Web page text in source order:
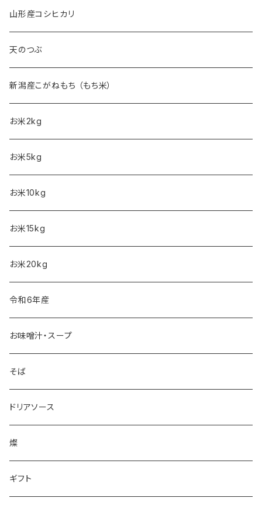
山形産コシヒカリ
天のつぶ
新潟産こがねもち （もち米）
お米2kg
お米5kg
お米10kg
お米15kg
お米20kg
令和6年産
お味噌汁・スープ
そば
ドリアソース
燦
ギフト